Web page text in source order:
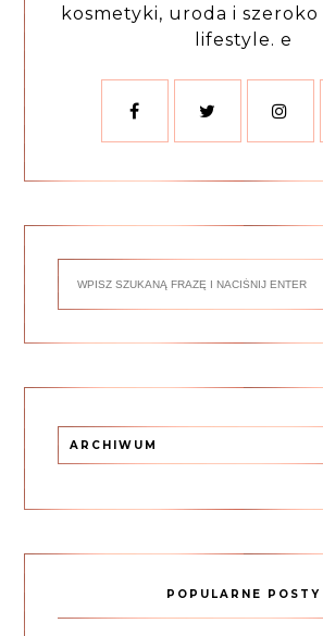
kosmetyki, uroda i
lifestyle. e
ARCHIWUM
POPULARNE POSTY